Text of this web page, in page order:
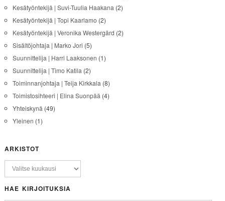
Kesätyöntekijä | Suvi-Tuulia Haakana (2)
Kesätyöntekijä | Topi Kaarlamo (2)
Kesätyöntekijä | Veronika Westergård (2)
Sisältöjohtaja | Marko Jori (5)
Suunnittelija | Harri Laaksonen (1)
Suunnittelija | Timo Katila (2)
Toiminnanjohtaja | Teija Kirkkala (8)
Toimistosihteeri | Elina Suonpää (4)
Yhteiskynä (49)
Yleinen (1)
ARKISTOT
HAE KIRJOITUKSIA